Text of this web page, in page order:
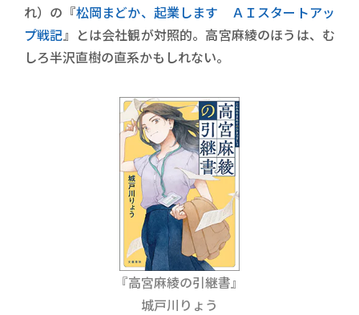
れ）の『松岡まどか、起業します ＡＩスタートアッ
プ戦記』とは会社観が対照的。高宮麻綾のほうは、む
しろ半沢直樹の直系かもしれない。
『高宮麻綾の引継書』
城戸川りょう